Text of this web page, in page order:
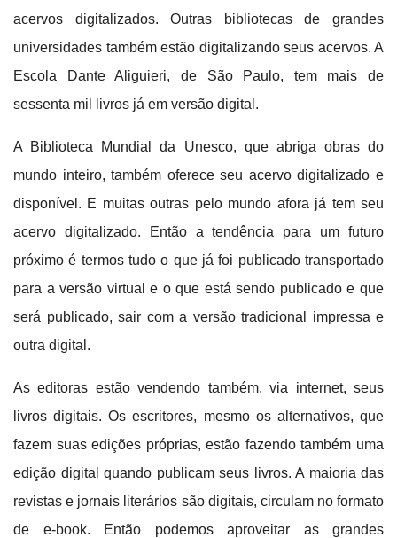
acervos digitalizados. Outras bibliotecas de grandes
universidades também estão digitalizando seus acervos. A
Escola Dante Aliguieri, de São Paulo, tem mais de
sessenta mil livros já em versão digital.
A Biblioteca Mundial da Unesco, que abriga obras do
mundo inteiro, também oferece seu acervo digitalizado e
disponível. E muitas outras pelo mundo afora já tem seu
acervo digitalizado.
Então a tendência para um futuro
próximo é termos tudo o que já foi publicado transportado
para a versão virtual e o que está sendo publicado e que
será publicado, sair com a versão tradicional impressa e
outra digital.
As editoras estão vendendo também, via internet, seus
livros digitais. Os escritores, mesmo os alternativos, que
fazem suas edições próprias, estão fazendo também uma
edição digital quando publicam seus livros. A maioria das
revistas e jornais literários são digitais, circulam no formato
de e-book.
Então podemos aproveitar as grandes